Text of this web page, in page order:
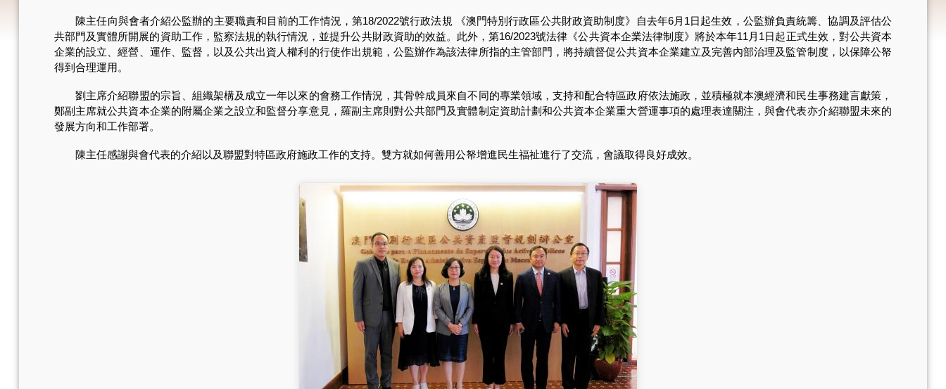
陳主任向與會者介紹公監辦的主要職責和目前的工作情況，第18/2022號行政法規 《澳門特別行政區公共財政資助制度》自去年6月1日起生效，公監辦負責統籌、協調及評估公
共部門及實體所開展的資助工作，監察法規的執行情況，並提升公共財政資助的效益。此外，第16/2023號法律《公共資本企業法律制度》將於本年11月1日起正式生效，對公共資本
企業的設立、經營、運作、監督，以及公共出資人權利的行使作出規範，公監辦作為該法律所指的主管部門，將持續督促公共資本企業建立及完善內部治理及監管制度，以保障公帑
得到合理運用。
劉主席介紹聯盟的宗旨、組織架構及成立一年以來的會務工作情況，其骨幹成員來自不同的專業領域，支持和配合特區政府依法施政，並積極就本澳經濟和民生事務建言獻策，
鄭副主席就公共資本企業的附屬企業之設立和監督分享意見，羅副主席則對公共部門及實體制定資助計劃和公共資本企業重大營運事項的處理表達關注，與會代表亦介紹聯盟未來的
發展方向和工作部署。
陳主任感謝與會代表的介紹以及聯盟對特區政府施政工作的支持。雙方就如何善用公帑增進民生福祉進行了交流，會議取得良好成效。